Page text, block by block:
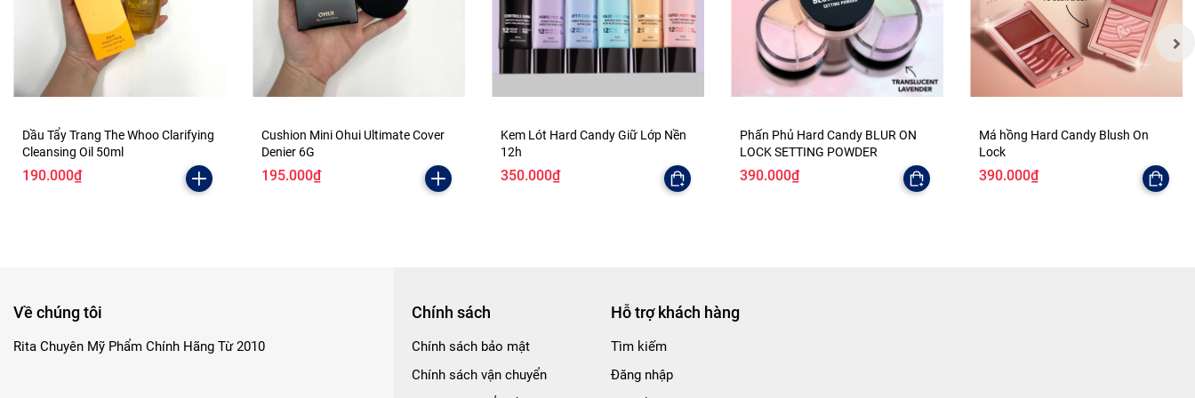
Dầu Tẩy Trang The Whoo Clarifying
Cleansing Oil 50ml
190.000₫
Cushion Mini Ohui Ultimate Cover
Denier 6G
195.000₫
Kem Lót Hard Candy Giữ Lớp Nền
12h
350.000₫
Phấn Phủ Hard Candy BLUR ON
LOCK SETTING POWDER
390.000₫
Má hồng Hard Candy Blush On
Lock
390.000₫
Về chúng tôi
Rita Chuyên Mỹ Phẩm Chính Hãng Từ 2010
Chính sách
Chính sách bảo mật
Chính sách vận chuyển
Hỗ trợ khách hàng
Tìm kiếm
Đăng nhập